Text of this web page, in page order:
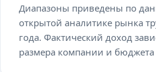
Диапазоны приведены по
открытой аналитике рынка
года. Фактический доход
размера компании и бюджета